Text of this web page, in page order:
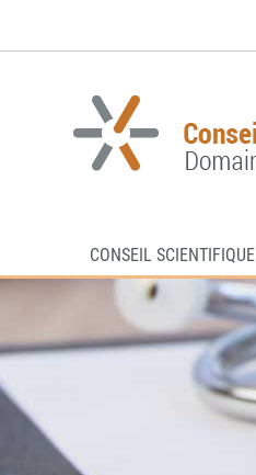
la
contenu
CONSEIL SCIENTIFIQUE